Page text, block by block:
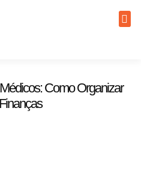
Como Organizar